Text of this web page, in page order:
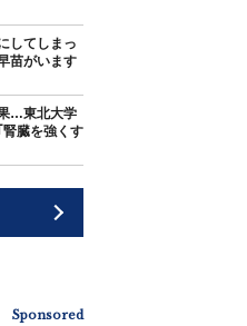
してしまっ
苗がいます
…東北大学
臓を強くす
Sponsored